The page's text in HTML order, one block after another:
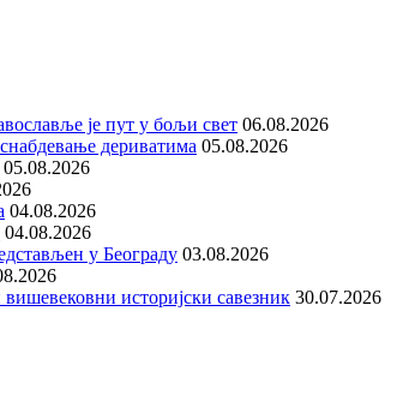
је пут у бољи свет 06.08.2026
дериватима 05.08.2026
05.08.2026
04.08.2026
04.08.2026
у Београду 03.08.2026
вишевековни историјски савезник 30.07.2026